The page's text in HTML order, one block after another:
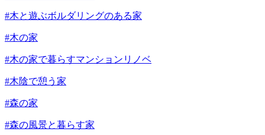
#木と遊ぶボルダリングのある家
#木の家
#木の家で暮らすマンションリノベ
#木陰で憩う家
#森の家
#森の風景と暮らす家